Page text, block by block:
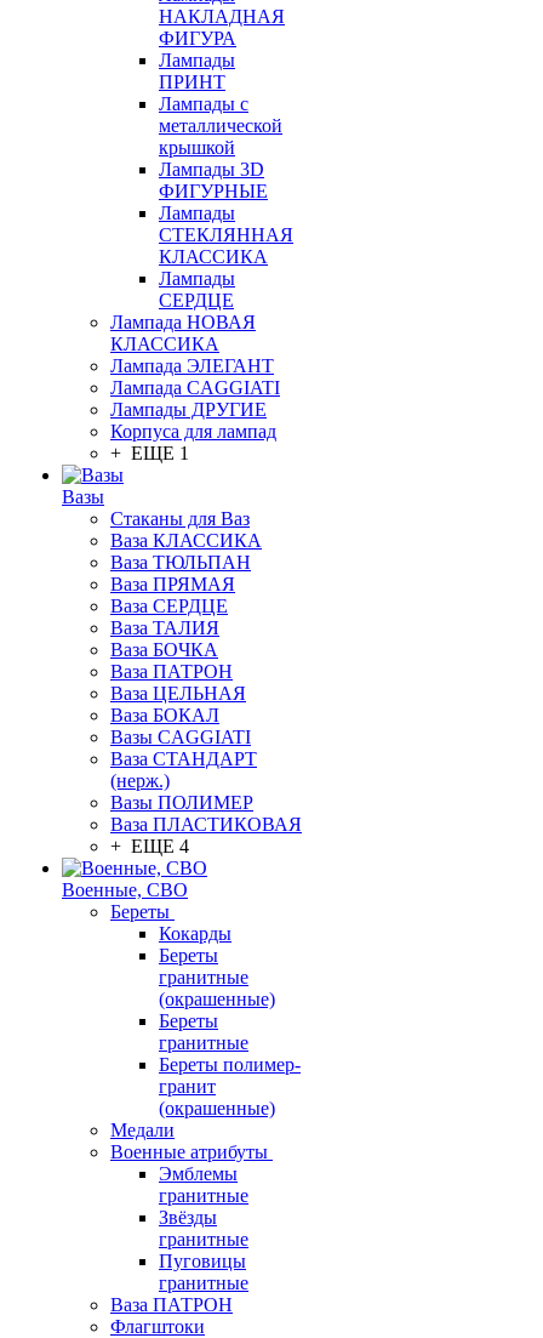
НАКЛАДНАЯ
ФИГУРА
Лампады
ПРИНТ
Лампады с
металлической
крышкой
Лампады 3D
ФИГУРНЫЕ
Лампады
СТЕКЛЯННАЯ
КЛАССИКА
Лампады
СЕРДЦЕ
Лампада НОВАЯ
КЛАССИКА
Лампада ЭЛЕГАНТ
Лампада CAGGIATI
Лампады ДРУГИЕ
Корпуса для лампад
+ ЕЩЕ 1
Вазы
Стаканы для Ваз
Ваза КЛАССИКА
Ваза ТЮЛЬПАН
Ваза ПРЯМАЯ
Ваза СЕРДЦЕ
Ваза ТАЛИЯ
Ваза БОЧКА
Ваза ПАТРОН
Ваза ЦЕЛЬНАЯ
Ваза БОКАЛ
Вазы CAGGIATI
Ваза СТАНДАРТ
(нерж.)
Вазы ПОЛИМЕР
Ваза ПЛАСТИКОВАЯ
+ ЕЩЕ 4
Военные, СВО
Береты
Кокарды
Береты
гранитные
(окрашенные)
Береты
гранитные
Береты полимер-
гранит
(окрашенные)
Медали
Военные атрибуты
Эмблемы
гранитные
Звёзды
гранитные
Пуговицы
гранитные
Ваза ПАТРОН
Флагштоки